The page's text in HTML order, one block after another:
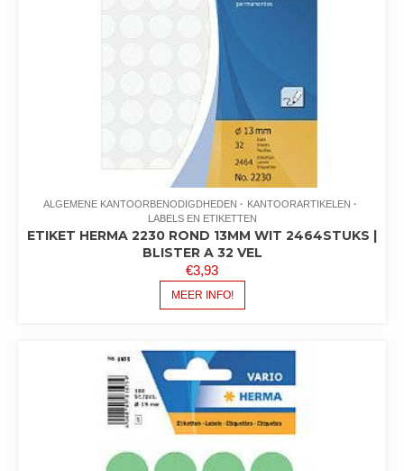
ALGEMENE KANTOORBENODIGDHEDEN
KANTOORARTIKELEN
LABELS EN ETIKETTEN
ETIKET HERMA 2230 ROND 13MM WIT 2464STUKS |
BLISTER A 32 VEL
€3,93
MEER INFO!